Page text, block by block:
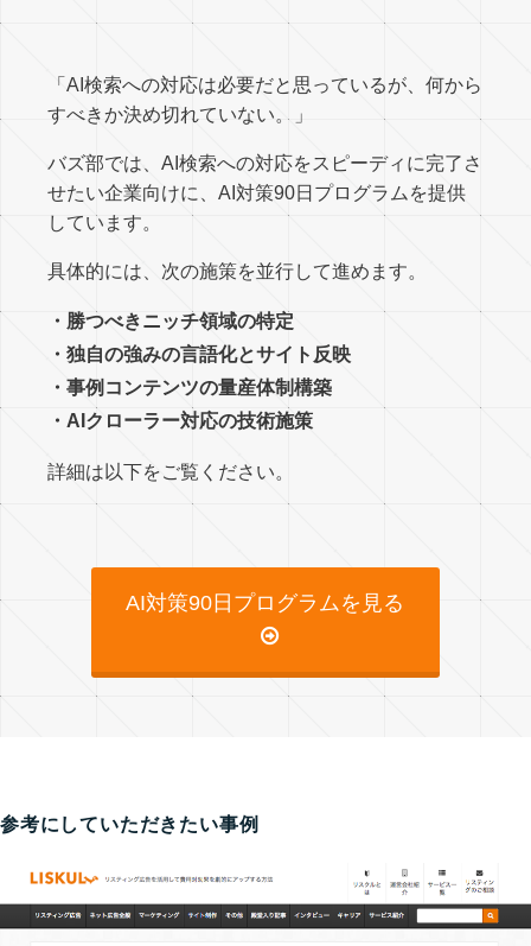
「AI検索への対応は必要だと思っているが、何から
すべきか決め切れていない。」
バズ部では、AI検索への対応をスピーディに完了さ
せたい企業向けに、AI対策90日プログラムを提供
しています。
具体的には、次の施策を並行して進めます。
・勝つべきニッチ領域の特定
・独自の強みの言語化とサイト反映
・事例コンテンツの量産体制構築
・AIクローラー対応の技術施策
詳細は以下をご覧ください。
AI対策90日プログラムを見る
参考にしていただきたい事例